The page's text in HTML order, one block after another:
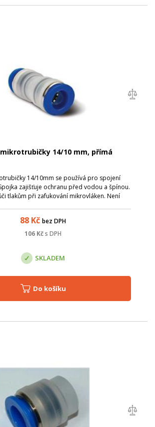
14/10 mm, přímá
14/10mm se používá pro spojení
zajišťuje ochranu před vodou a špínou.
tlakům při zafukování mikrovláken. Není
88 Kč bez DPH
106 Kčs DPH
SKLADEM
Do košíku